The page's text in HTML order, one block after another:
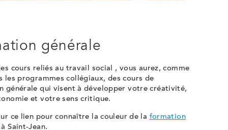
générale
cours reliés au travail social , vous aurez, comme
les programmes collégiaux, des cours de
générale qui visent à développer votre créativité,
et votre sens critique.
ce lien pour connaître la couleur de la formation
Saint-Jean.